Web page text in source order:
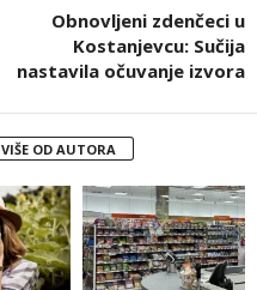
Obnovljeni zdenčeci u
Kostanjevcu: Sučija
nastavila očuvanje izvora
VIŠE OD AUTORA